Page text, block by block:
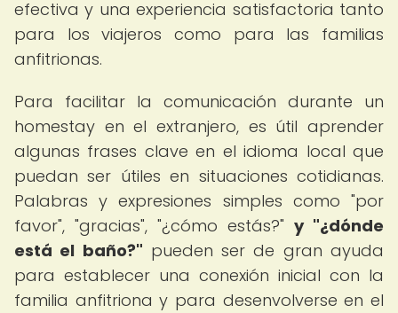
efectiva y una experiencia satisfactoria tanto
para los viajeros como para las familias
anfitrionas.
Para facilitar la comunicación durante un
homestay en el extranjero, es útil aprender
algunas frases clave en el idioma local que
puedan ser útiles en situaciones cotidianas.
Palabras y expresiones simples como "por
favor", "gracias", "¿cómo estás?" y "¿dónde
está el baño?" pueden ser de gran ayuda
para establecer una conexión inicial con la
familia anfitriona y para desenvolverse en el